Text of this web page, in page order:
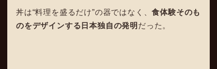
丼は“料理を盛るだけ”の器ではなく、食体験そのも
のをデザインする日本独自の発明 だった。